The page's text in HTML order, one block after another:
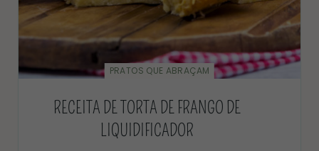
PRATOS QUE ABRAÇAM
RECEITA DE TORTA DE FRANGO DE
LIQUIDIFICADOR